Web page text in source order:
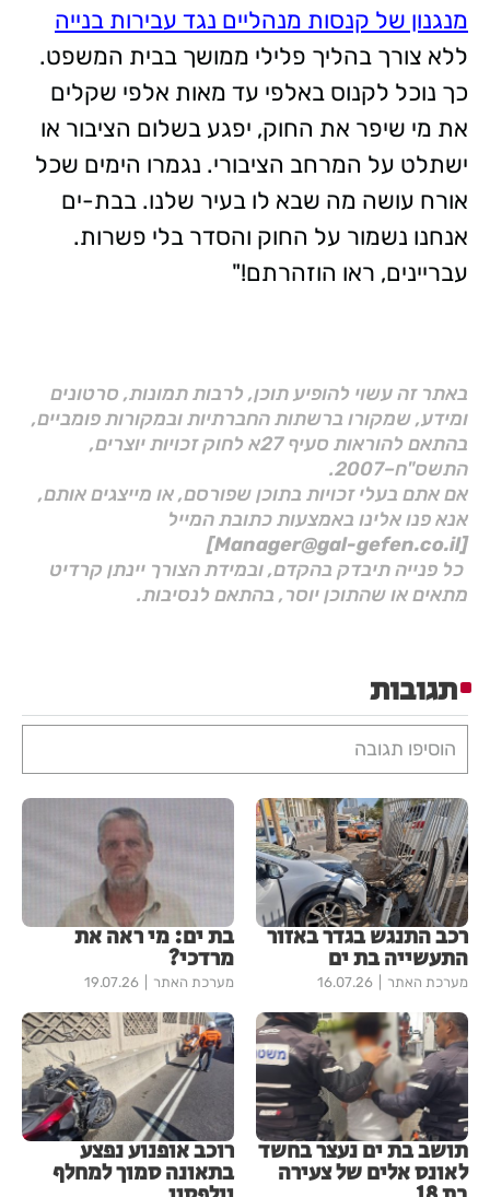
מנגנון של קנסות מנהליים נגד עבירות בנייה
ללא צורך בהליך פלילי ממושך בבית המשפט.
כך נוכל לקנוס באלפי עד מאות אלפי שקלים
את מי שיפר את החוק, יפגע בשלום הציבור או
ישתלט על המרחב הציבורי. נגמרו הימים שכל
אורח עושה מה שבא לו בעיר שלנו. בבת-ים
אנחנו נשמור על החוק והסדר בלי פשרות.
עבריינים, ראו הוזהרתם!"
באתר זה עשוי להופיע תוכן, לרבות תמונות, סרטונים
ומידע, שמקורו ברשתות החברתיות ובמקורות פומביים,
בהתאם להוראות סעיף 27א לחוק זכויות יוצרים,
התשס"ח–2007.
אם אתם בעלי זכויות בתוכן שפורסם, או מייצגים אותם,
אנא פנו אלינו באמצעות כתובת המייל
[Manager@gal-gefen.co.il]
כל פנייה תיבדק בהקדם, ובמידת הצורך יינתן קרדיט
מתאים או שהתוכן יוסר, בהתאם לנסיבות.
תגובות
הוסיפו תגובה
רכב התנגש בגדר באזור
התעשייה בת ים
מערכת האתר 16.07.26
בת ים: מי ראה את
מרדכי?
מערכת האתר 19.07.26
תושב בת ים נעצר בחשד
לאונס אלים של צעירה
רוכב אופנוע נפצע
בתאונה סמוך למחלף